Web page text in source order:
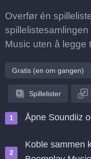
Overfør én
Music uten å legge
Gratis (en om gangen)
Spillelister
Åpne Soundiiz
Koble sammen